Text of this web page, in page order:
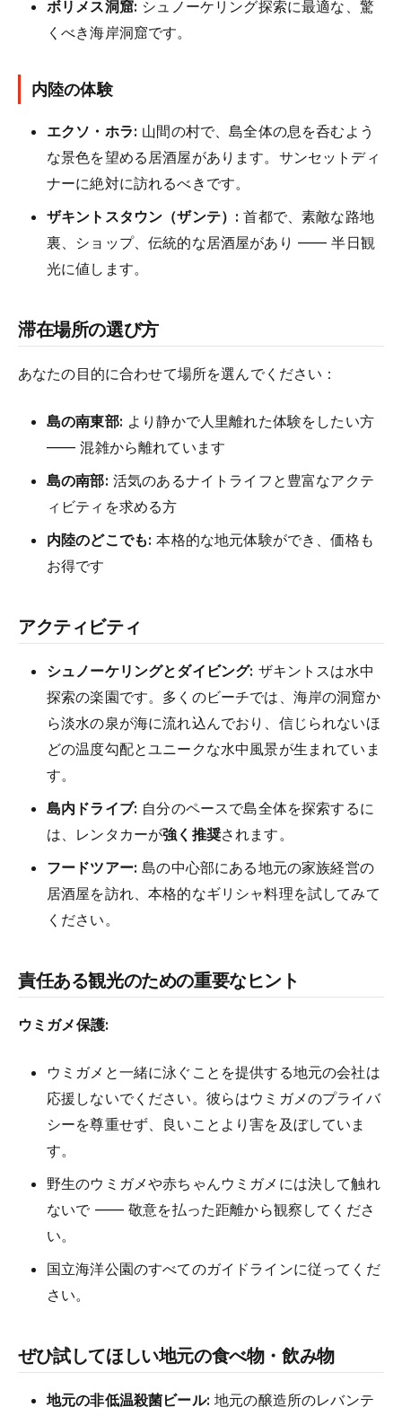
ボリメス洞窟: シュノーケリング探索に最適な、驚
くべき海岸洞窟です。
内陸の体験
エクソ・ホラ: 山間の村で、島全体の息を呑むよう
な景色を望める居酒屋があります。サンセットディ
ナーに絶対に訪れるべきです。
ザキントスタウン（ザンテ）: 首都で、素敵な路地
裏、ショップ、伝統的な居酒屋があり —— 半日観
光に値します。
滞在場所の選び方
あなたの目的に合わせて場所を選んでください：
島の南東部: より静かで人里離れた体験をしたい方
—— 混雑から離れています
島の南部: 活気のあるナイトライフと豊富なアクテ
ィビティを求める方
内陸のどこでも: 本格的な地元体験ができ、価格も
お得です
アクティビティ
シュノーケリングとダイビング: ザキントスは水中
探索の楽園です。多くのビーチでは、海岸の洞窟か
ら淡水の泉が海に流れ込んでおり、信じられないほ
どの温度勾配とユニークな水中風景が生まれていま
す。
島内ドライブ: 自分のペースで島全体を探索するに
は、レンタカーが強く推奨されます。
フードツアー: 島の中心部にある地元の家族経営の
居酒屋を訪れ、本格的なギリシャ料理を試してみて
ください。
責任ある観光のための重要なヒント
ウミガメ保護:
ウミガメと一緒に泳ぐことを提供する地元の会社は
応援しないでください。彼らはウミガメのプライバ
シーを尊重せず、良いことより害を及ぼしていま
す。
野生のウミガメや赤ちゃんウミガメには決して触れ
ないで —— 敬意を払った距離から観察してくださ
い。
国立海洋公園のすべてのガイドラインに従ってくだ
さい。
ぜひ試してほしい地元の食べ物・飲み物
地元の非低温殺菌ビール: 地元の醸造所のレバンテ